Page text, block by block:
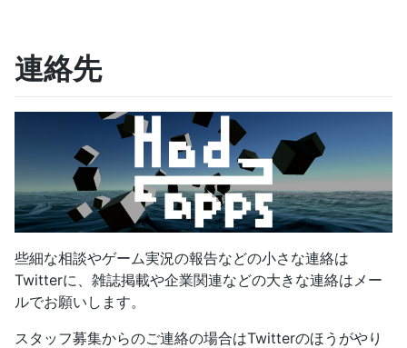
連絡先
些細な相談やゲーム実況の報告などの小さな連絡は
Twitterに、雑誌掲載や企業関連などの大きな連絡はメー
ルでお願いします。
スタッフ募集からのご連絡の場合はTwitterのほうがやり